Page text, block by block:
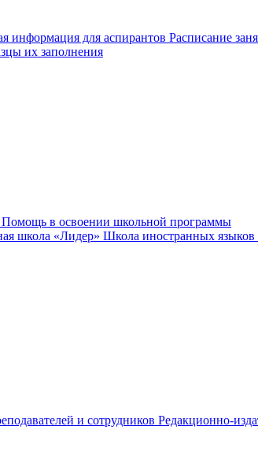
информация для аспирантов Расписание
их заполнения
Помощь в освоении школьной программы
школа «Лидер» Школа иностранных языков
и сотрудников Редакционно-